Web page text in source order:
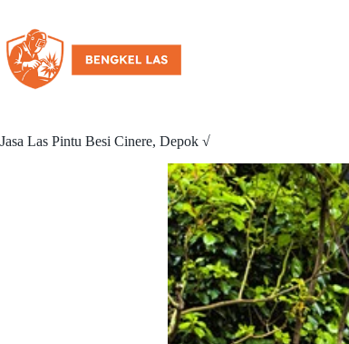
Jasa Las Pintu Besi Cinere, Depok √